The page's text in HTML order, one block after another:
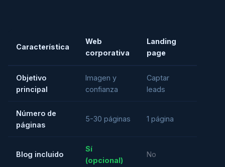
Característica
Web
corporativa
Landing
page
Objetivo
principal
Imagen y
confianza
Captar
leads
Número de
páginas
5-30 páginas 1 página
Blog incluido
Sí
(opcional)
No